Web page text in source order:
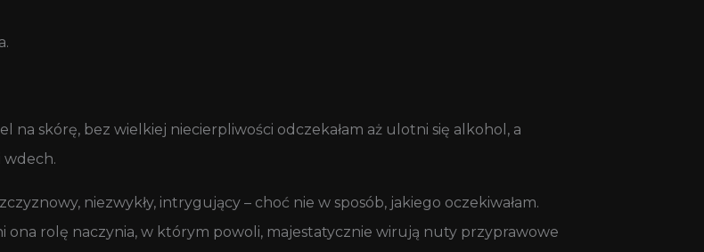
skórę, bez wielkiej niecierpliwości odczekałam aż ulotni się alkohol, a
wdech.
niezwykły, intrygujący – choć nie w sposób, jakiego oczekiwałam.
ona rolę naczynia, w którym powoli, majestatycznie wirują nuty przyprawowe